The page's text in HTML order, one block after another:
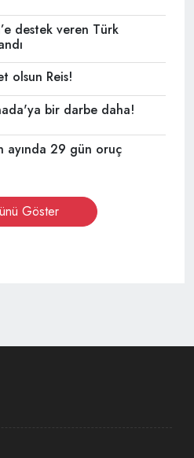
destek veren Türk
olsun Reis!
bir darbe daha!
ayında 29 gün oruç
Göster